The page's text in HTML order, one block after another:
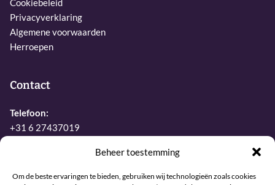
Beheer toestemming
Om de beste ervaringen te bieden, gebruiken wij technologieën zoals cookies
Cookiebeleid
Privacyverklaring
Algemene voorwaarden
Herroepen
Contact
Telefoon:
+31 6 27437019